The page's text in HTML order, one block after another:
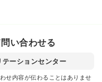
い合わせる
ーションセンター
せ内容が伝わることはありませ